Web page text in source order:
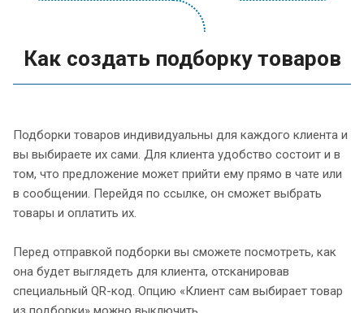
Как создать подборку товаров
Подборки товаров индивидуальны для каждого клиента и
вы выбираете их сами. Для клиента удобство состоит и в
том, что предложение может прийти ему прямо в чате или
в сообщении. Перейдя по ссылке, он сможет выбрать
товары и оплатить их.
Перед отправкой подборки вы сможете посмотреть, как
она будет выглядеть для клиента, отсканировав
специальный QR-код. Опцию «Клиент сам выбирает товар